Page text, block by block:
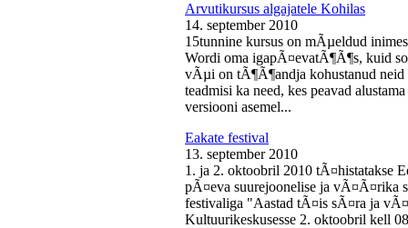
Arvutikursus algajatele Kohilas
14. september 2010
15tunnine kursus on mÃµeldud
Wordi oma igapÃ¤evatÃ¶Ã¶s, kuid
vÃµi on tÃ¶Ã¶andja kohustanud neid
teadmisi ka need, kes peavad
versiooni asemel...
Eakate festival
13. september 2010
1. ja 2. oktoobril 2010 tÃ¤histatakse
pÃ¤eva suurejoonelise ja vÃ¤Ã¤rika
festivaliga "Aastad tÃ¤is sÃ¤ra ja
Kultuurikeskusesse 2. oktoobril kell